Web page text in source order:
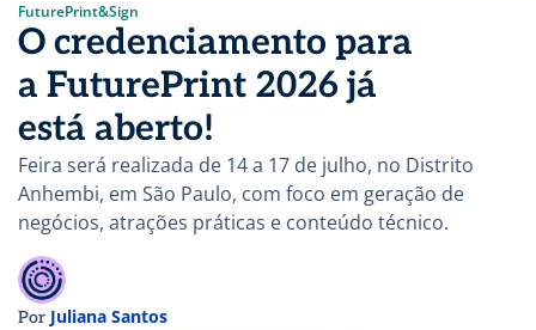
FuturePrint&Sign
O credenciamento para
a FuturePrint 2026 já
está aberto!
Feira será realizada de 14 a 17 de julho, no Distrito
Anhembi, em São Paulo, com foco em geração de
negócios, atrações práticas e conteúdo técnico.
Por Juliana Santos